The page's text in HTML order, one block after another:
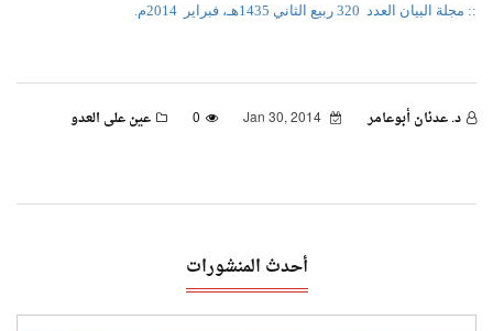
:: مجلة البيان العدد 320 ربيع الثاني 1435هـ، فبراير 2014م.
د. عدنان أبوعامر 0 عين على العدو
أحدث المنشورات